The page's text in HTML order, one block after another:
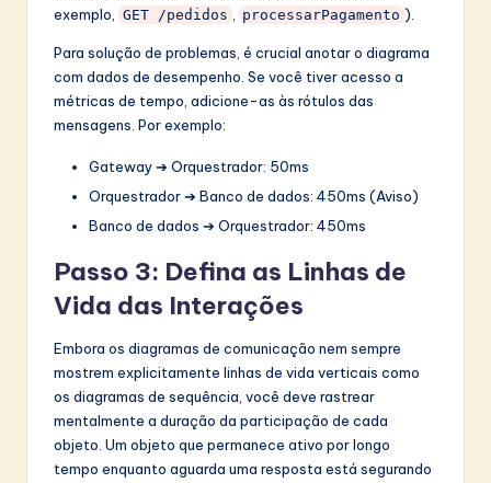
exemplo,
GET /pedidos processarPagamento ).
Para solução de problemas, é crucial anotar o diagrama
com dados de desempenho. Se você tiver acesso a
métricas de tempo, adicione-as às rótulos das
mensagens. Por exemplo:
Gateway ➔ Orquestrador: 50ms
Orquestrador ➔ Banco de dados: 450ms (Aviso)
Banco de dados ➔ Orquestrador: 450ms
Passo 3: Defina as Linhas de
Vida das Interações
Embora os diagramas de comunicação nem sempre
mostrem explicitamente linhas de vida verticais como
os diagramas de sequência, você deve rastrear
mentalmente a duração da participação de cada
objeto. Um objeto que permanece ativo por longo
tempo enquanto aguarda uma resposta está segurando